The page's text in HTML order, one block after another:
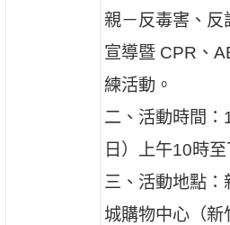
親－反毒害、反
宣導暨 CPR、
練活動。
二、活動時間
日）上午10時至
三、活動地點：
城購物中心（